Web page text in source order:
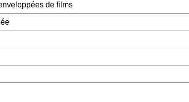
de films